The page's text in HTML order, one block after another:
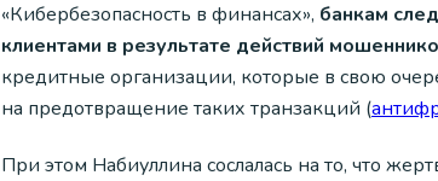
«Кибербезопасность в финансах», банкам
клиентами в результате действий
кредитные организации, которые в свою
на предотвращение таких транзакций (
При этом Набиуллина сослалась на то, что